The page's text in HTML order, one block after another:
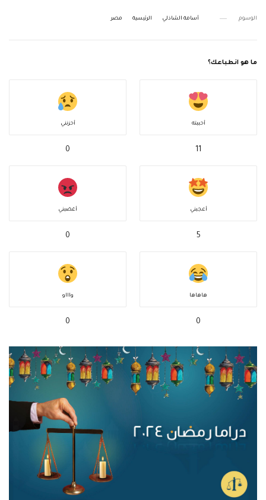
الوسوم أسامة الشاذلي الرئيسية مصر
ما هو انطباعك؟
أحببته
11
أحزنني
0
أعجبني
5
أغضبني
0
هاهاها
0
واااو
0